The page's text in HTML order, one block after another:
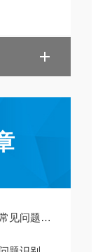
决方法全分享